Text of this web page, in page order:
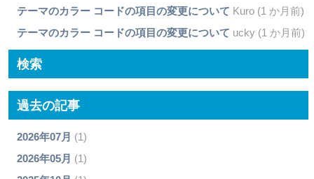
テーマのカラー コードの項目の変更について Kuro (1 か月前)
テーマのカラー コードの項目の変更について ucky (1 か月前)
検索
過去の記事
2026年07月 (1)
2026年05月 (1)